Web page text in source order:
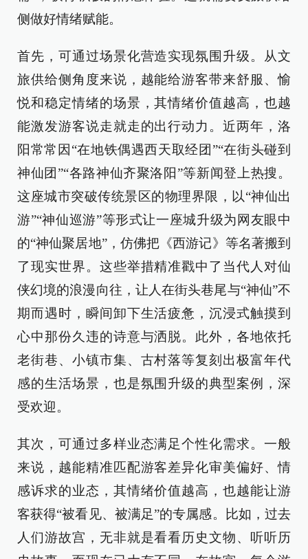
侧做好情绪赋能。
首先，可通过场景化营造实现氛围升级。从文
旅供给侧角度来说，越能给游客带来舒服、愉
悦和稳定情绪的场景，其情绪价值越高，也越
能激发游客说走就走的出行动力。近两年，洛
阳常常因“在地铁偶遇西天取经团”“在街头碰到
神仙团”“各路神仙齐聚洛阳”等新闻登上热搜。
这座城市突破传统景区的物理界限，以“神仙出
游”“神仙巡游”等形式让一座城升级为网友眼中
的“神仙聚居地”，仿佛把《西游记》等名著搬到
了现实世界。这些举措精准戳中了当代人对仙
侠幻境的浪漫向往，让人在街头巷尾与“神仙”不
期而遇时，瞬间卸下生活疲惫，沉浸式触摸到
心中那份久违的诗意与洒脱。此外，各地依托
老街巷、小镇市集、古村落等复刻出极富年代
感的生活场景，也是氛围升级的典型案例，深
受欢迎。
其次，可通过多样业态满足个性化需求。一般
来说，越能精准匹配游客差异化审美偏好、情
感诉求的业态，其情绪价值越高，也越能让游
客获得“被看见、被满足”的专属感。比如，过去
人们游故宫，无非就是看看历史文物、听听历